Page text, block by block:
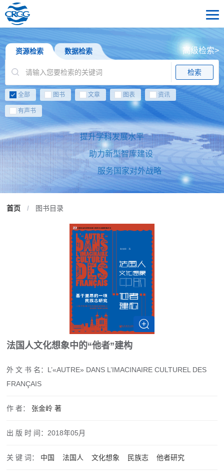
资源检索 数据检索
检索
高级检索>
全部 图书 文章 图表 资讯
有声书
提升学科发展水平
助力新型智库建设
服务国家对外战略
首页 / 图书目录
法国人文化想象中的“他者”建构
外 文 书 名： L’«AUTRE» DANS L’IMACINAIRE CULTUREL DES
FRANÇAIS
作 者： 张金岭著
出 版 时 间： 2018年05月
关 键 词： 中国 法国人 文化想象 民族志 他者研究